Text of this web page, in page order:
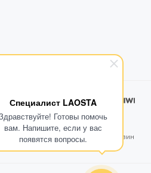
Специалист LAOSTA
Готовы помочь
вам. Напишите, если у вас
появятся вопросы.
Мебель - Laosta. Интернет магазин
от 1-го дня.
Карта сайта